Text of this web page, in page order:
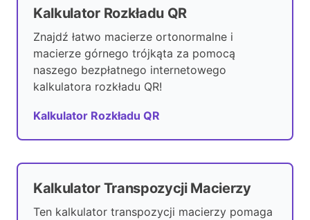
Kalkulator Rozkładu QR
Znajdź łatwo macierze ortonormalne i
macierze górnego trójkąta za pomocą
naszego bezpłatnego internetowego
kalkulatora rozkładu QR!
Kalkulator Rozkładu QR
Kalkulator Transpozycji Macierzy
Ten kalkulator transpozycji macierzy pomaga